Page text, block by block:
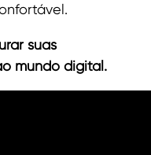
suas
mundo digital.